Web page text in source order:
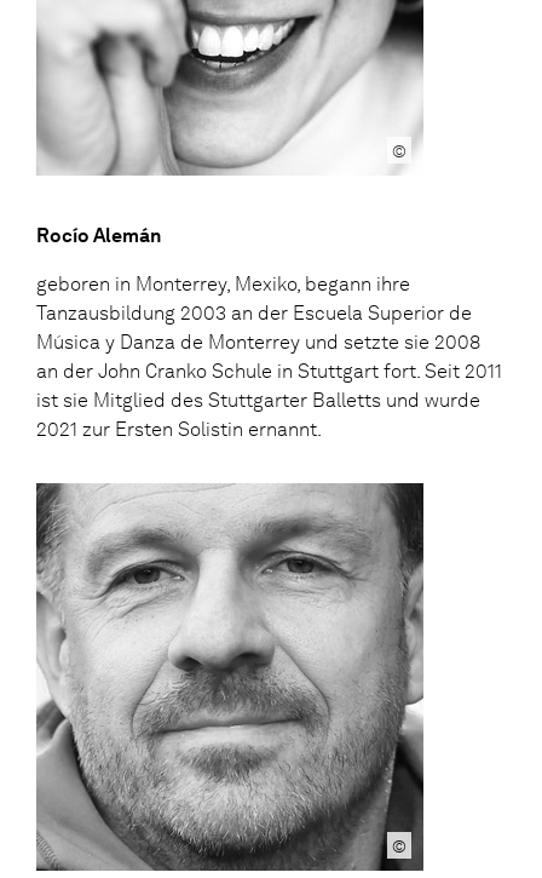
©
Rocío Alemán
geboren in Monterrey, Mexiko, begann ihre
Tanzausbildung 2003 an der Escuela Superior de
Música y Danza de Monterrey und setzte sie 2008
an der John Cranko Schule in Stuttgart fort. Seit 2011
ist sie Mitglied des Stuttgarter Balletts und wurde
2021 zur Ersten Solistin ernannt.
©